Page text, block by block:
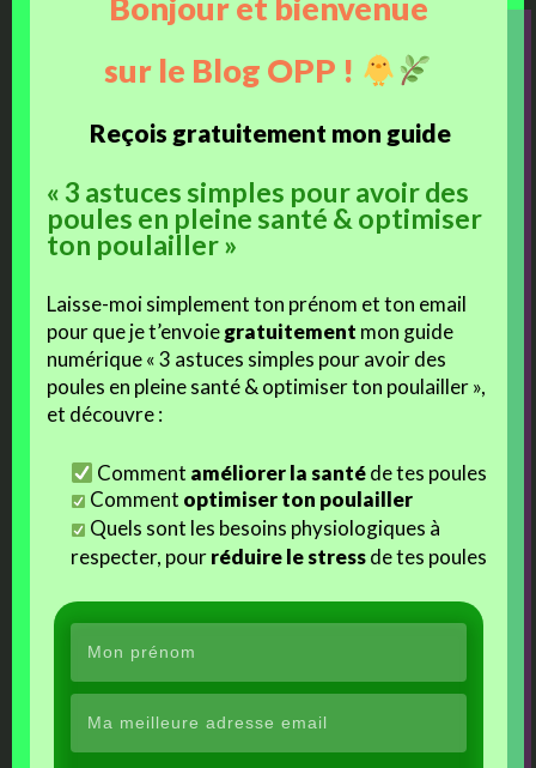
Chargement…
Ces articles devraient vous intéresser :
Des poussins à l’école ! J21 : Les éclosions…
Les poussins de Nelly
Autres Articles Sur Un Thème Proche Ou Similaire
Des cocottes aux Philippines !
Le suivi d’incubation aux Philippines
J21 : Les éclosions…
sur le Blog OPP !
Reçois gratuitement mon guide
« 3 astuces simples pour avoir des
poules en pleine santé & optimiser
ton poulailler »
Laisse-moi simplement ton prénom et ton email
pour que je t’envoiegratuitement mon guide
numérique « 3 astuces simples pour avoir des
poules en pleine santé & optimiser ton poulailler »,
et découvre :
Comment améliorer la santéde tes poules
Comment optimiser ton poulailler
Quels sont les besoins physiologiques à
respecter, pourréduire le stressde tes poules